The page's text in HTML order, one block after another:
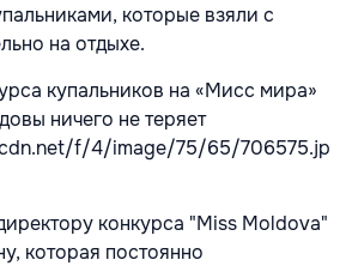
которые взяли с
на отдыхе.
f/4/image/75/65/706575.jp
конкурса "Miss Moldova"
которая постоянно